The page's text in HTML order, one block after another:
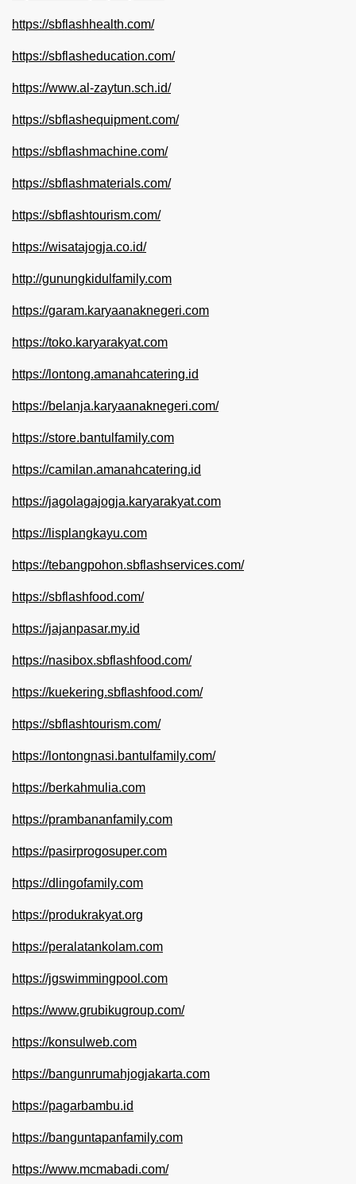
https://sbflashhealth.com/
https://sbflasheducation.com/
https://www.al-zaytun.sch.id/
https://sbflashequipment.com/
https://sbflashmachine.com/
https://sbflashmaterials.com/
https://sbflashtourism.com/
https://wisatajogja.co.id/
http://gunungkidulfamily.com
https://garam.karyaanaknegeri.com
https://toko.karyarakyat.com
https://lontong.amanahcatering.id
https://belanja.karyaanaknegeri.com/
https://store.bantulfamily.com
https://camilan.amanahcatering.id
https://jagolagajogja.karyarakyat.com
https://lisplangkayu.com
https://tebangpohon.sbflashservices.com/
https://sbflashfood.com/
https://jajanpasar.my.id
https://nasibox.sbflashfood.com/
https://kuekering.sbflashfood.com/
https://sbflashtourism.com/
https://lontongnasi.bantulfamily.com/
https://berkahmulia.com
https://prambananfamily.com
https://pasirprogosuper.com
https://dlingofamily.com
https://produkrakyat.org
https://peralatankolam.com
https://jgswimmingpool.com
https://www.grubikugroup.com/
https://konsulweb.com
https://bangunrumahjogjakarta.com
https://pagarbambu.id
https://banguntapanfamily.com
https://www.mcmabadi.com/